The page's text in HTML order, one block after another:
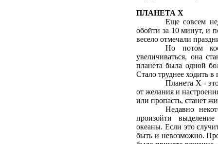
ПЛАНЕТА Х
Еще совсем
обойти за 10 минут, и
весело отмечали
Но потом
увеличиваться, она
планета была одной
Стало труднее ходить
Планета Х -
от желания и
или пропасть, станет
Недавно
произойти выделение
океаны. Если это
быть и невозможно.